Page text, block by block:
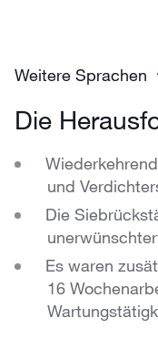
Weitere Sprachen
Die
und
Die
Es waren
16